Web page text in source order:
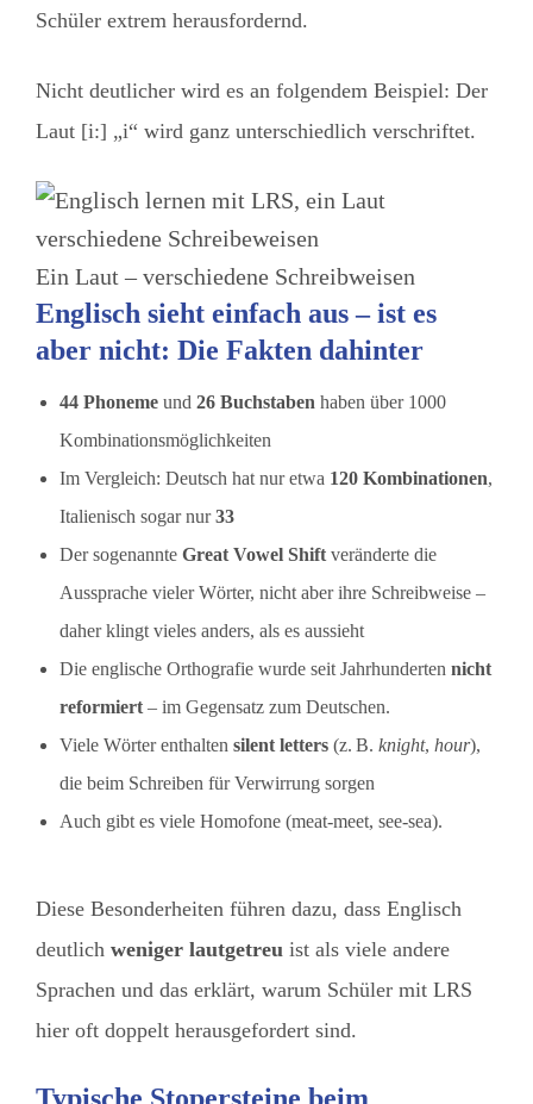
Schüler extrem herausfordernd.
Nicht deutlicher wird es an folgendem Beispiel: Der
Laut [i:] „i“ wird ganz unterschiedlich verschriftet.
Ein Laut – verschiedene Schreibweisen
Englisch sieht einfach aus – ist es
aber nicht: Die Fakten dahinter
44 Phoneme und 26 Buchstaben haben über 1000
Kombinationsmöglichkeiten
Im Vergleich: Deutsch hat nur etwa 120 Kombinationen,
Italienisch sogar nur33
Der sogenannte Great Vowel Shift veränderte die
Aussprache vieler Wörter, nicht aber ihre Schreibweise –
daher klingt vieles anders, als es aussieht
Die englische Orthografie wurde seit Jahrhunderten nicht
reformiert – im Gegensatz zum Deutschen.
Viele Wörter enthalten silent letters (z. B. knight, hour),
die beim Schreiben für Verwirrung sorgen
Auch gibt es viele Homofone (meat-meet, see-sea).
Diese Besonderheiten führen dazu, dass Englisch
deutlich weniger lautgetreu ist als viele andere
Sprachen und das erklärt, warum Schüler mit LRS
hier oft doppelt herausgefordert sind.